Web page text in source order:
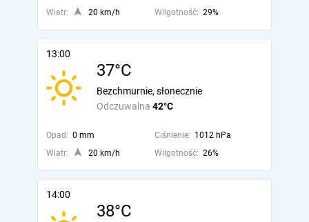
Wiatr:
20 km/h Wilgotność: 29%
13:00
37°C
Odczuwalna 42°C
Bezchmurnie, słonecznie
Opad: 0 mm Ciśnienie: 1012 hPa
Wiatr:
20 km/h Wilgotność: 26%
14:00
38°C